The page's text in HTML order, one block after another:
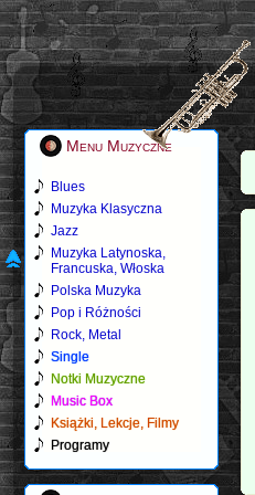
Menu Muzyczne
Blues
Muzyka Klasyczna
Jazz
Muzyka Latynoska,
Francuska, Włoska
Polska Muzyka
Pop i Różności
Rock, Metal
Single
Notki Muzyczne
Music Box
Książki, Lekcje, Filmy
Programy